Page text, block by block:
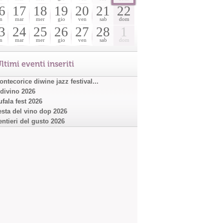
17
mar
18
mer
19
gio
20
ven
21
sab
22
dom
24
mar
25
mer
26
gio
27
ven
28
sab
1
dom
eventi inseriti
diwine jazz festival...
2026
fest 2026
del vino dop 2026
del gusto 2026